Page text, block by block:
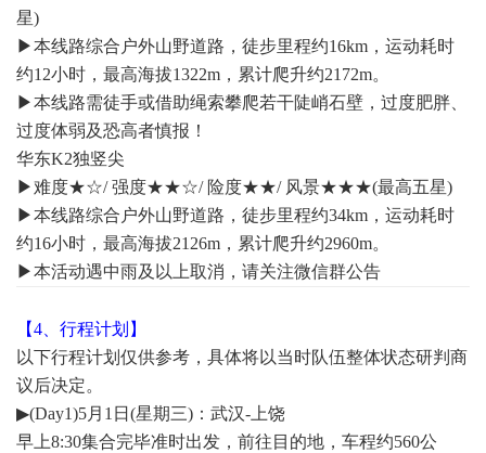
星)
▶本线路综合户外山野道路，徒步里程约16km，运动耗时
约12小时，最高海拔1322m，累计爬升约2172m。
▶本线路需徒手或借助绳索攀爬若干陡峭石壁，过度肥胖、
过度体弱及恐高者慎报！
华东K2独竖尖
▶难度★☆/ 强度★★☆/ 险度★★/ 风景★★★(最高五星)
▶本线路综合户外山野道路，徒步里程约34km，运动耗时
约16小时，最高海拔2126m，累计爬升约2960m。
▶本活动遇中雨及以上取消，请关注微信群公告
【4、行程计划】
以下行程计划仅供参考，具体将以当时队伍整体状态研判商
议后决定。
▶(Day1)5月1日(星期三)：武汉-上饶
早上8:30集合完毕准时出发，前往目的地，车程约560公